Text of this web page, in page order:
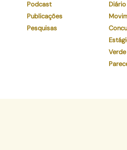
Podcast
Publicações
Pesquisas